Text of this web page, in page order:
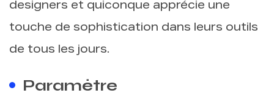
designers et quiconque apprécie une
touche de sophistication dans leurs outils
de tous les jours.
Paramètre